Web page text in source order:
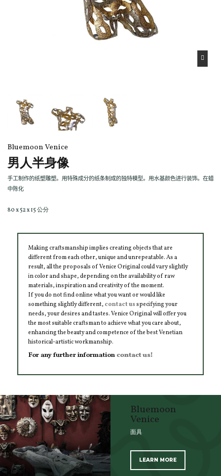
Bluemoon Venice
男人半身像
手工制作的纸塑雕塑。用特殊成分的纸条制成的独特模型。用水基颜色进行装饰。在蜡
中陈化
80 x 52 x 15 公分
Making craftsmanship implies creating objects that are
different from each other, unique and unrepeatable. As a
result, all the proposals of Venice Original could vary slightly
in color and shape, depending on the availability of raw
materials, inspiration and creativity of the moment.
If you do not find online what you want or would like
something slightly different, contact usspecifying your
needs, your desires and tastes. Venice Original will offer you
the most suitable craftsman to achieve what you care about,
enhancing the beauty and competence of the best Venetian
historical-artistic workmanship.
For any further information contact us!
Bluemoon
Venice
面具
LEARN MORE